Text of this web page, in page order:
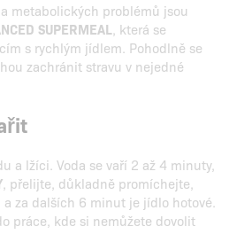
metabolických problémů jsou
SUPERMEAL, která se
s rychlým jídlem. Pohodlně se
zachránit stravu v nejedné
a lžíci. Voda se vaří 2 až 4 minuty,
, přelijte, důkladně promíchejte,
za dalších 6 minut je jídlo hotové.
práce, kde si nemůžete dovolit